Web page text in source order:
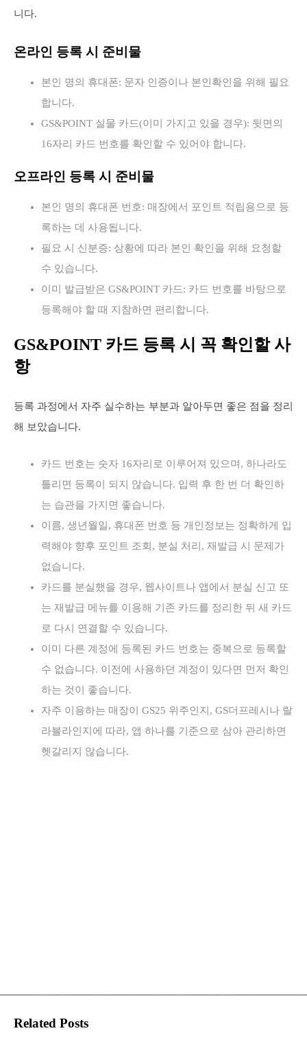
니다.
온라인 등록 시 준비물
본인 명의 휴대폰: 문자 인증이나 본인확인을 위해 필요
합니다.
GS&POINT 실물 카드(이미 가지고 있을 경우): 뒷면의
16자리 카드 번호를 확인할 수 있어야 합니다.
오프라인 등록 시 준비물
본인 명의 휴대폰 번호: 매장에서 포인트 적립용으로 등
록하는 데 사용됩니다.
필요 시 신분증: 상황에 따라 본인 확인을 위해 요청할
수 있습니다.
이미 발급받은 GS&POINT 카드: 카드 번호를 바탕으로
등록해야 할 때 지참하면 편리합니다.
GS&POINT 카드 등록 시 꼭 확인할 사
항
등록 과정에서 자주 실수하는 부분과 알아두면 좋은 점을 정리
해 보았습니다.
카드 번호는 숫자 16자리로 이루어져 있으며, 하나라도
틀리면 등록이 되지 않습니다. 입력 후 한 번 더 확인하
는 습관을 가지면 좋습니다.
이름, 생년월일, 휴대폰 번호 등 개인정보는 정확하게 입
력해야 향후 포인트 조회, 분실 처리, 재발급 시 문제가
없습니다.
카드를 분실했을 경우, 웹사이트나 앱에서 분실 신고 또
는 재발급 메뉴를 이용해 기존 카드를 정리한 뒤 새 카드
로 다시 연결할 수 있습니다.
이미 다른 계정에 등록된 카드 번호는 중복으로 등록할
수 없습니다. 이전에 사용하던 계정이 있다면 먼저 확인
하는 것이 좋습니다.
자주 이용하는 매장이 GS25 위주인지, GS더프레시나 랄
라블라인지에 따라, 앱 하나를 기준으로 삼아 관리하면
헷갈리지 않습니다.
Related Posts